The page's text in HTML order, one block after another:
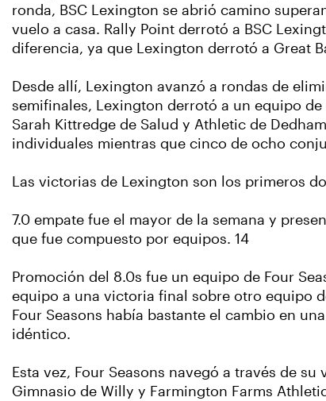
ronda, BSC Lexington se abrió camino
vuelo a casa. Rally Point derrotó a BSC
diferencia, ya que Lexington derrotó a Great
Desde allí, Lexington avanzó a rondas de
semifinales, Lexington derrotó a un equipo
Sarah Kittredge de Salud y Athletic de
individuales mientras que cinco de ocho
Las victorias de Lexington son los primeros
7.0 empate fue el mayor de la semana y
que fue compuesto por equipos. 14
Promoción del 8.0s fue un equipo de Four
equipo a una victoria final sobre otro equipo
Four Seasons había bastante el cambio en
idéntico.
Esta vez, Four Seasons navegó a través de
Gimnasio de Willy y Farmington Farms